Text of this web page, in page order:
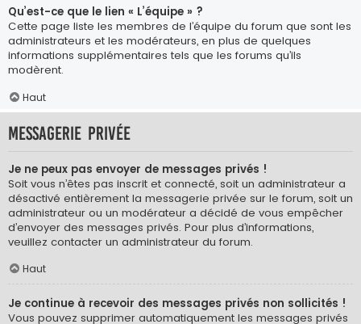
Qu’est-ce que le lien « L’équipe » ?
Cette page liste les membres de l’équipe du forum que sont les
administrateurs et les modérateurs, en plus de quelques
informations supplémentaires tels que les forums qu’ils
modèrent.
Haut
Messagerie privée
Je ne peux pas envoyer de messages privés !
Soit vous n’êtes pas inscrit et connecté, soit un administrateur a
désactivé entièrement la messagerie privée sur le forum, soit un
administrateur ou un modérateur a décidé de vous empêcher
d’envoyer des messages privés. Pour plus d’informations,
veuillez contacter un administrateur du forum.
Haut
Je continue à recevoir des messages privés non sollicités !
Vous pouvez supprimer automatiquement les messages privés